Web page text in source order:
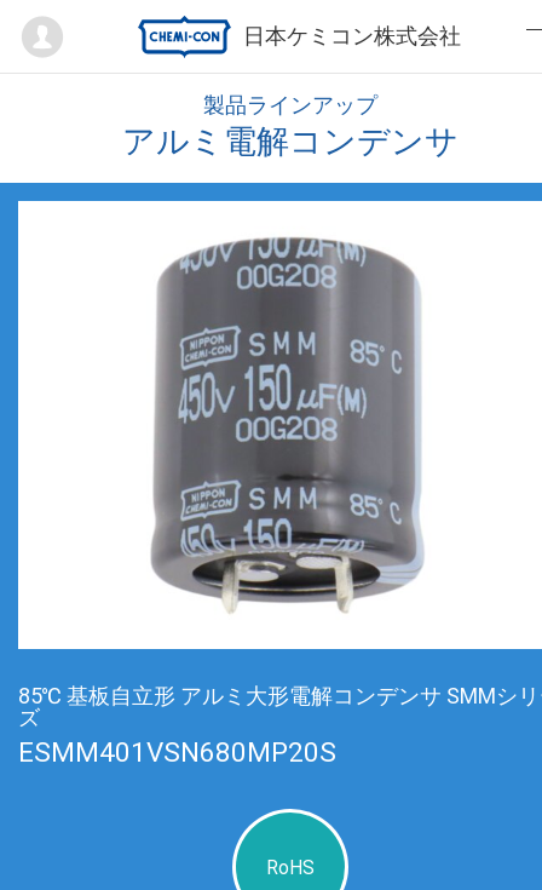
日本ケミコン株式会社
Mypage
製品ラインアップ
アルミ電解コンデンサ
85℃ 基板自立形 アルミ大形電解コンデンサ SMMシ
ズ
ESMM401VSN680MP20S
RoHS